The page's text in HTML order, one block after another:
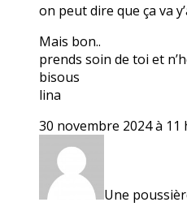
on peut dire que ça va
Mais bon..
prends soin de toi et
bisous
lina
30 novembre 2024 à 11
Une